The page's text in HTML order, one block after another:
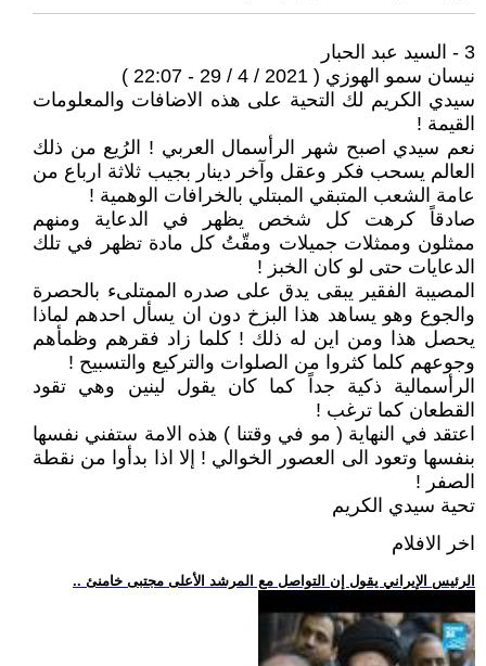
3 - السيد عبد الحبار
نيسان سمو الهوزي ( 2021 / 4 / 29 - 22:07 )
سيدي الكريم لك التحية على هذه الاضافات والمعلومات
القيمة !
نعم سيدي اصبح شهر الرأسمال العربي ! الرُيع من ذلك
العالم يسحب فكر وعقل وآخر دينار بجيب ثلاثة ارباع من
عامة الشعب المتبقي المبتلي بالخرافات الوهمية !
صادقاً كرهت كل شخص يظهر في الدعاية ومنهم
ممثلون وممثلات جميلات ومقّتُ كل مادة تظهر في تلك
الدعايات حتى لو كان الخبز !
المصيبة الفقير يبقى يدق على صدره الممتلىء بالحصرة
والجوع وهو يساهد هذا البزخ دون ان يسأل احدهم لماذا
يحصل هذا ومن اين له ذلك ! كلما زاد فقرهم وظمأهم
وجوعهم كلما كثروا من الصلوات والتركيع والتسبيح !
الرأسمالية ذكية جداً كما كان يقول لينين وهي تقود
القطعان كما ترغب !
اعتقد في النهاية ( مو في وقتنا ) هذه الامة ستفني نفسها
بنفسها وتعود الى العصور الخوالي ! إلا اذا بدأوا من نقطة
الصفر !
تحية سيدي الكريم
اخر الافلام
.. الرئيس الإيراني يقول إن التواصل مع المرشد الأعلى مجتبى خامنئ